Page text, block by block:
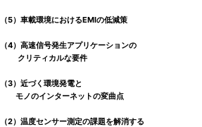
（5）車載環境におけるEMIの低減策
（4）高速信号発生アプリケーションの
クリティカルな要件
（3）近づく環境発電と
モノのインターネットの変曲点
（2）温度センサー測定の課題を解消する